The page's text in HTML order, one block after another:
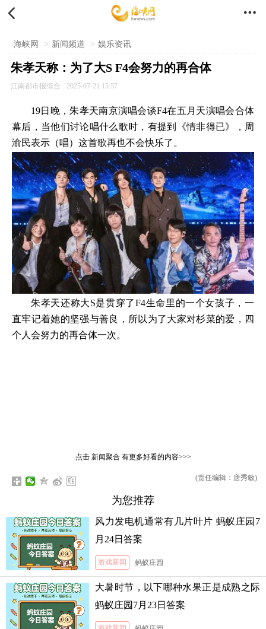
 
海峡网 > 新闻频道 > 娱乐资讯
朱孝天称：为了大S F4会努力的再合体
江南都市报综合 2025-07-21 15:57
19日晚，朱孝天南京演唱会谈F4在五月天演唱会合体
幕后，当他们讨论唱什么歌时，有提到《情非得已》，周
渝民表示（唱）这首歌再也不会快乐了。
朱孝天还称大S是贯穿了F4生命里的一个女孩子，一
直牢记着她的坚强与善良，所以为了大家对杉菜的爱，四
个人会努力的再合体一次。
点击 新闻聚合有更多好看的内容>>>
(责任编辑：唐秀敏)
为您推荐
风力发电机通常有几片叶片 蚂蚁庄园7
月24日答案
游戏新闻 蚂蚁庄园
大暑时节，以下哪种水果正是成熟之际
蚂蚁庄园7月23日答案